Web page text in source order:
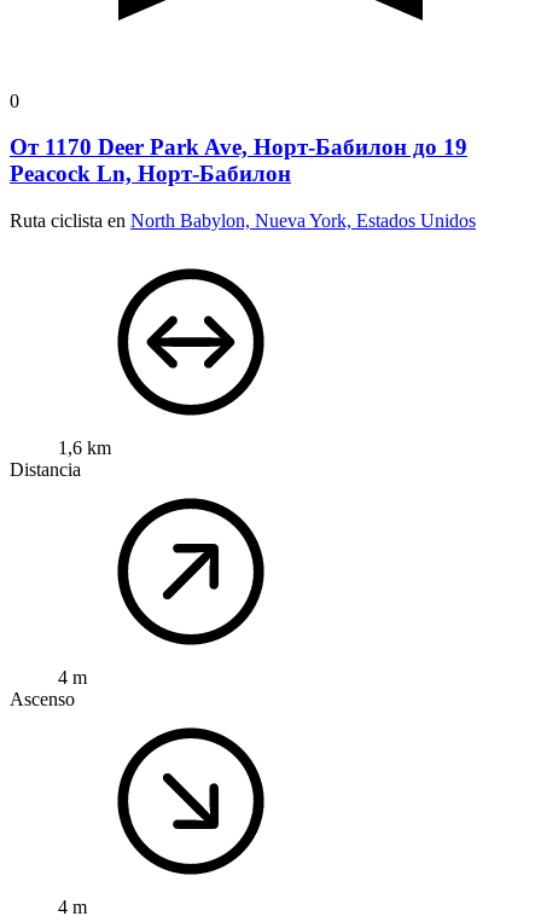
0
От 1170 Deer Park Ave, Норт-Бабилон до 19
Peacock Ln, Норт-Бабилон
Ruta ciclista en North Babylon, Nueva York, Estados Unidos
1,6 km
Distancia
4 m
Ascenso
4 m